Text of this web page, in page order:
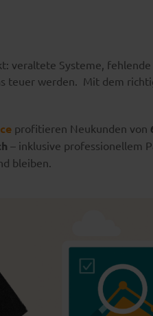
veraltete Systeme,
teuer werden. Mit dem
profitieren Neukunden von
– inklusive professionellem
bleiben.